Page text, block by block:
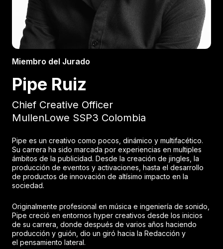
Miembro del Jurado
Pipe Ruiz
Chief Creative Officer
MullenLowe SSP3 Colombia
Pipe es un creativo como pocos, dinámico y multifacético.
Su carrera ha sido marcada por experiencias en multiples
ámbitos de la publicidad. Desde la creación de jingles, la
producción de eventos y activaciones, hasta el desarrollo
de productos de innovación de altísimo impacto en la
sociedad.
Originalmente profesional en música e ingeniería de sonido,
Pipe creció en entornos hyper creativos desde los inicios
de su carrera, donde después de varios años haciendo
producción y guión, dio un giró hacia la Redacción y
el pensamiento lateral.